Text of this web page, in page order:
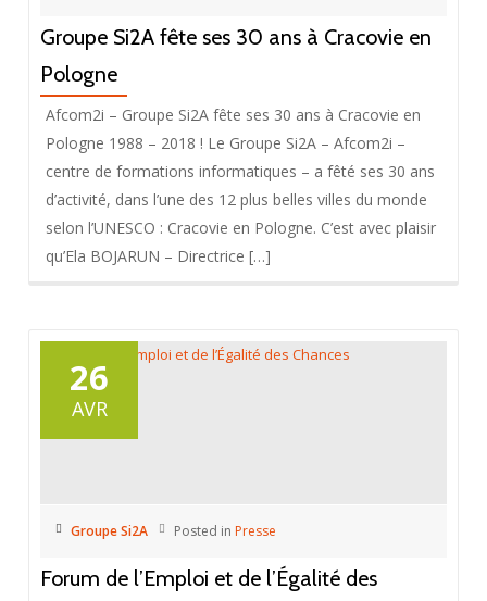
Groupe Si2A fête ses 30 ans à Cracovie en
Pologne
Afcom2i – Groupe Si2A fête ses 30 ans à Cracovie en
Pologne 1988 – 2018 ! Le Groupe Si2A – Afcom2i –
centre de formations informatiques – a fêté ses 30 ans
d’activité, dans l’une des 12 plus belles villes du monde
selon l’UNESCO : Cracovie en Pologne. C’est avec plaisir
qu’Ela BOJARUN – Directrice […]
26
AVR
Groupe Si2A Posted in Presse
Forum de l’Emploi et de l’Égalité des